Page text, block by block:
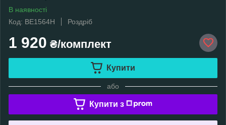
В наявності
Код: BE1564H
Роздріб
1 920 ₴/комплект
Купити
або
Купити з